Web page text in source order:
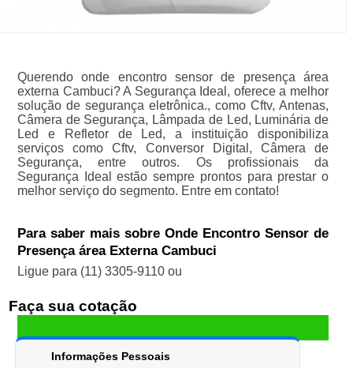
Querendo onde encontro sensor de presença área
externa Cambuci? A Segurança Ideal, oferece a melhor
solução de segurança eletrônica., como Cftv, Antenas,
Câmera de Segurança, Lâmpada de Led, Luminária de
Led e Refletor de Led, a instituição disponibiliza
serviços como Cftv, Conversor Digital, Câmera de
Segurança, entre outros. Os profissionais da
Segurança Ideal estão sempre prontos para prestar o
melhor serviço do segmento. Entre em contato!
Para saber mais sobre Onde Encontro Sensor de
Presença área Externa Cambuci
Ligue para (11) 3305-9110ou
Faça sua cotação
Informações Pessoais